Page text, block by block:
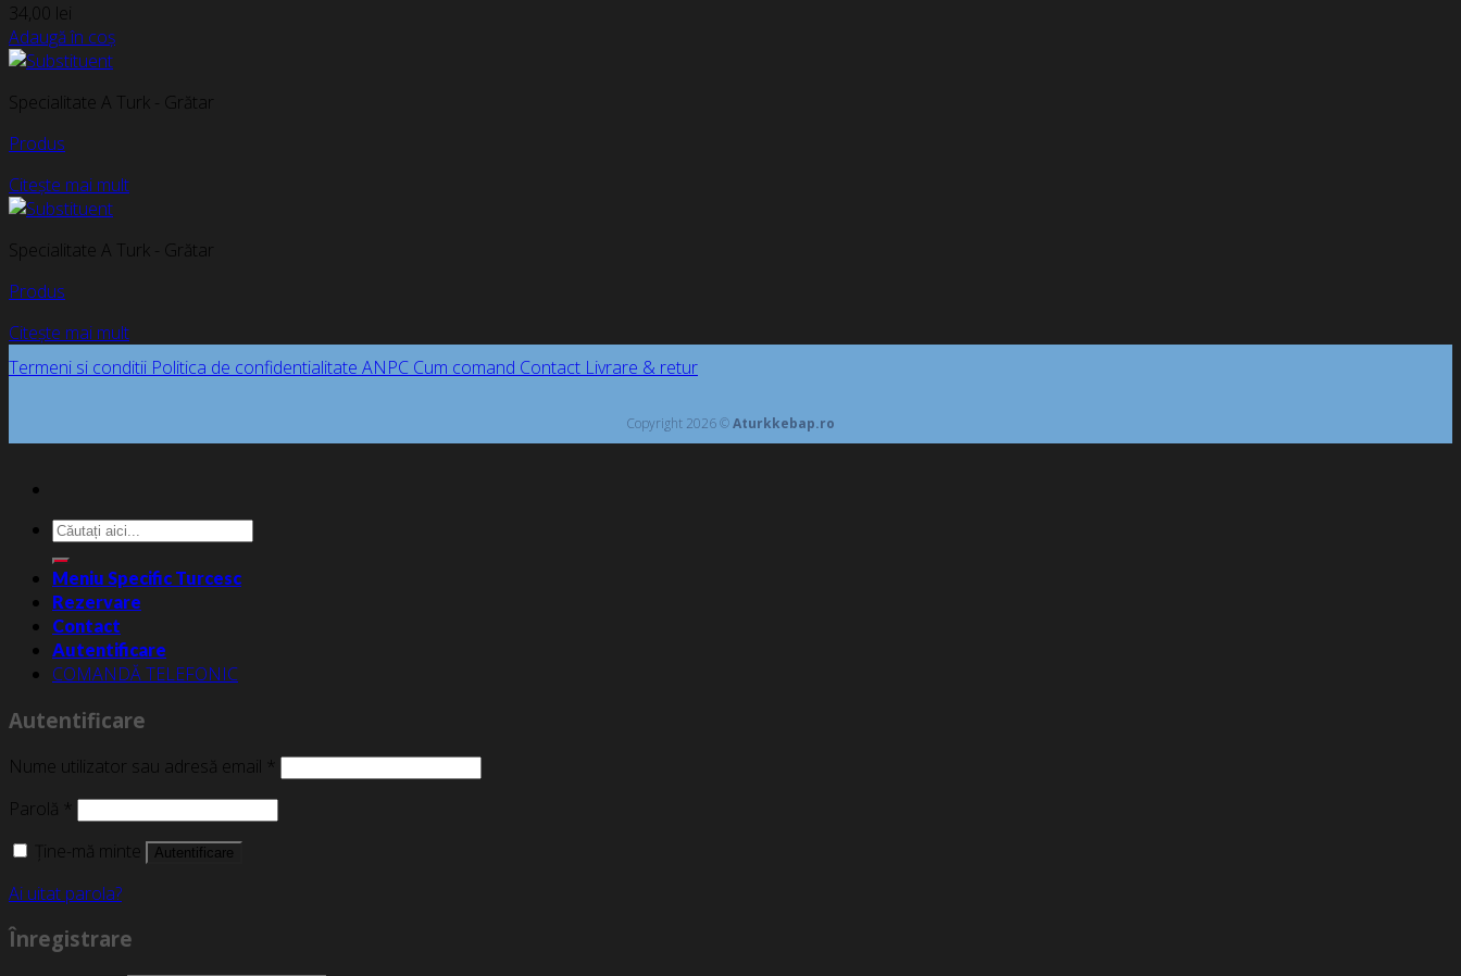
34,00 lei
Adaugă în coș
Specialitate A Turk - Grătar
Produs
Citește mai mult
Specialitate A Turk - Grătar
Produs
Citește mai mult
Termeni si conditii Politica de confidentialitate ANPC Cum comand Contact Livrare & retur
Copyright 2026 ©Aturkkebap.ro
Caută
după:
Meniu Specific Turcesc
Rezervare
Contact
Autentificare
COMANDĂ TELEFONIC
Autentificare
Nume utilizator sau adresă email *
Parolă *
Ține-mă minte
Autentificare
Ai uitat parola?
Înregistrare